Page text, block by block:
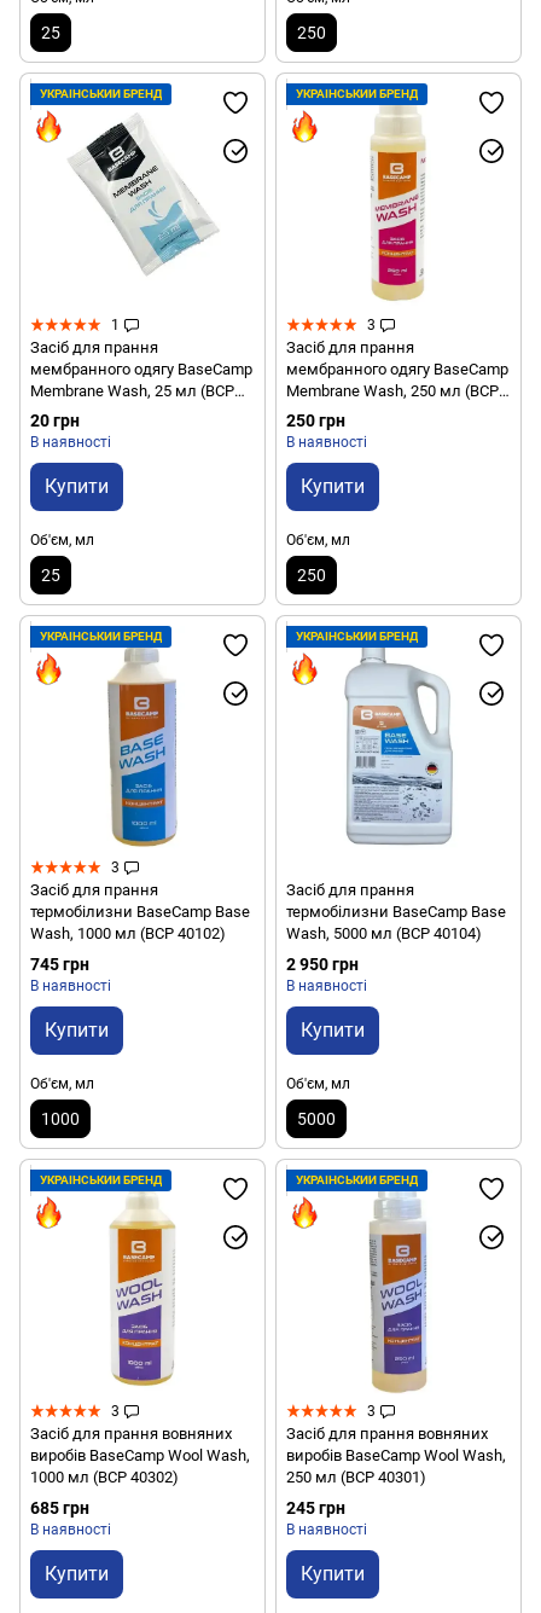
25 250
УКРАЇНСЬКИЙ БРЕНД
1
Засіб для прання
мембранного одягу BaseCamp
Membrane Wash, 25 мл (BCP
40203)
20 грн
В наявності
Купити
Об'єм, мл
25
УКРАЇНСЬКИЙ БРЕНД
3
Засіб для прання
мембранного одягу BaseCamp
Membrane Wash, 250 мл (BCP
40201)
250 грн
В наявності
Купити
Об'єм, мл
250
УКРАЇНСЬКИЙ БРЕНД
3
Засіб для прання
термобілизни BaseCamp Base
Wash, 1000 мл (BCP 40102)
745 грн
В наявності
Купити
Об'єм, мл
1000
УКРАЇНСЬКИЙ БРЕНД
Засіб для прання
термобілизни BaseCamp Base
Wash, 5000 мл (BCP 40104)
2 950 грн
В наявності
Купити
Об'єм, мл
5000
УКРАЇНСЬКИЙ БРЕНД
3
Засіб для прання вовняних
виробів BaseCamp Wool Wash,
1000 мл (BCP 40302)
685 грн
В наявності
Купити
УКРАЇНСЬКИЙ БРЕНД
3
Засіб для прання вовняних
виробів BaseCamp Wool Wash,
250 мл (BCP 40301)
245 грн
В наявності
Купити